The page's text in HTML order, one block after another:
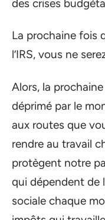
des crises
La prochaine fois
l’IRS, vous ne
Alors, la
déprimé par le
aux routes que
rendre au travail
protègent notre
qui dépendent de
sociale chaque